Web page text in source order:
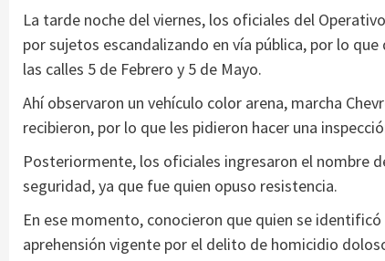
La tarde noche del viernes, los oficiales del
por sujetos escandalizando en vía pública, por lo
las calles 5 de Febrero y 5 de Mayo.
Ahí observaron un vehículo color arena, marcha
recibieron, por lo que les pidieron hacer una
Posteriormente, los oficiales ingresaron el nombre
seguridad, ya que fue quien opuso resistencia.
En ese momento, conocieron que quien se
aprehensión vigente por el delito de homicidio